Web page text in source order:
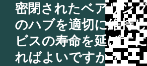
密閉されたベアリン
のハブを適切に維持
ビスの寿命を延ばす
ればよいですか？